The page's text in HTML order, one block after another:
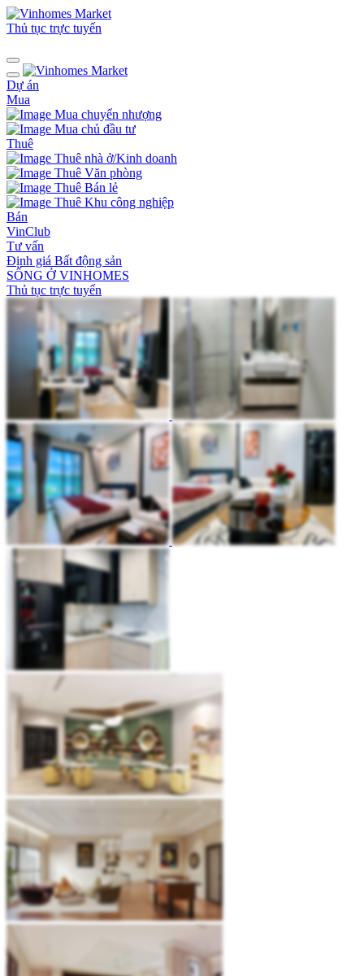
Thủ tục trực tuyến
Dự án
Mua
Mua chuyển nhượng
Mua chủ đầu tư
Thuê
Thuê nhà ở/Kinh doanh
Thuê Văn phòng
Thuê Bán lẻ
Thuê Khu công nghiệp
Bán
VinClub
Tư vấn
Định giá Bất động sản
SỐNG Ở VINHOMES
Thủ tục trực tuyến